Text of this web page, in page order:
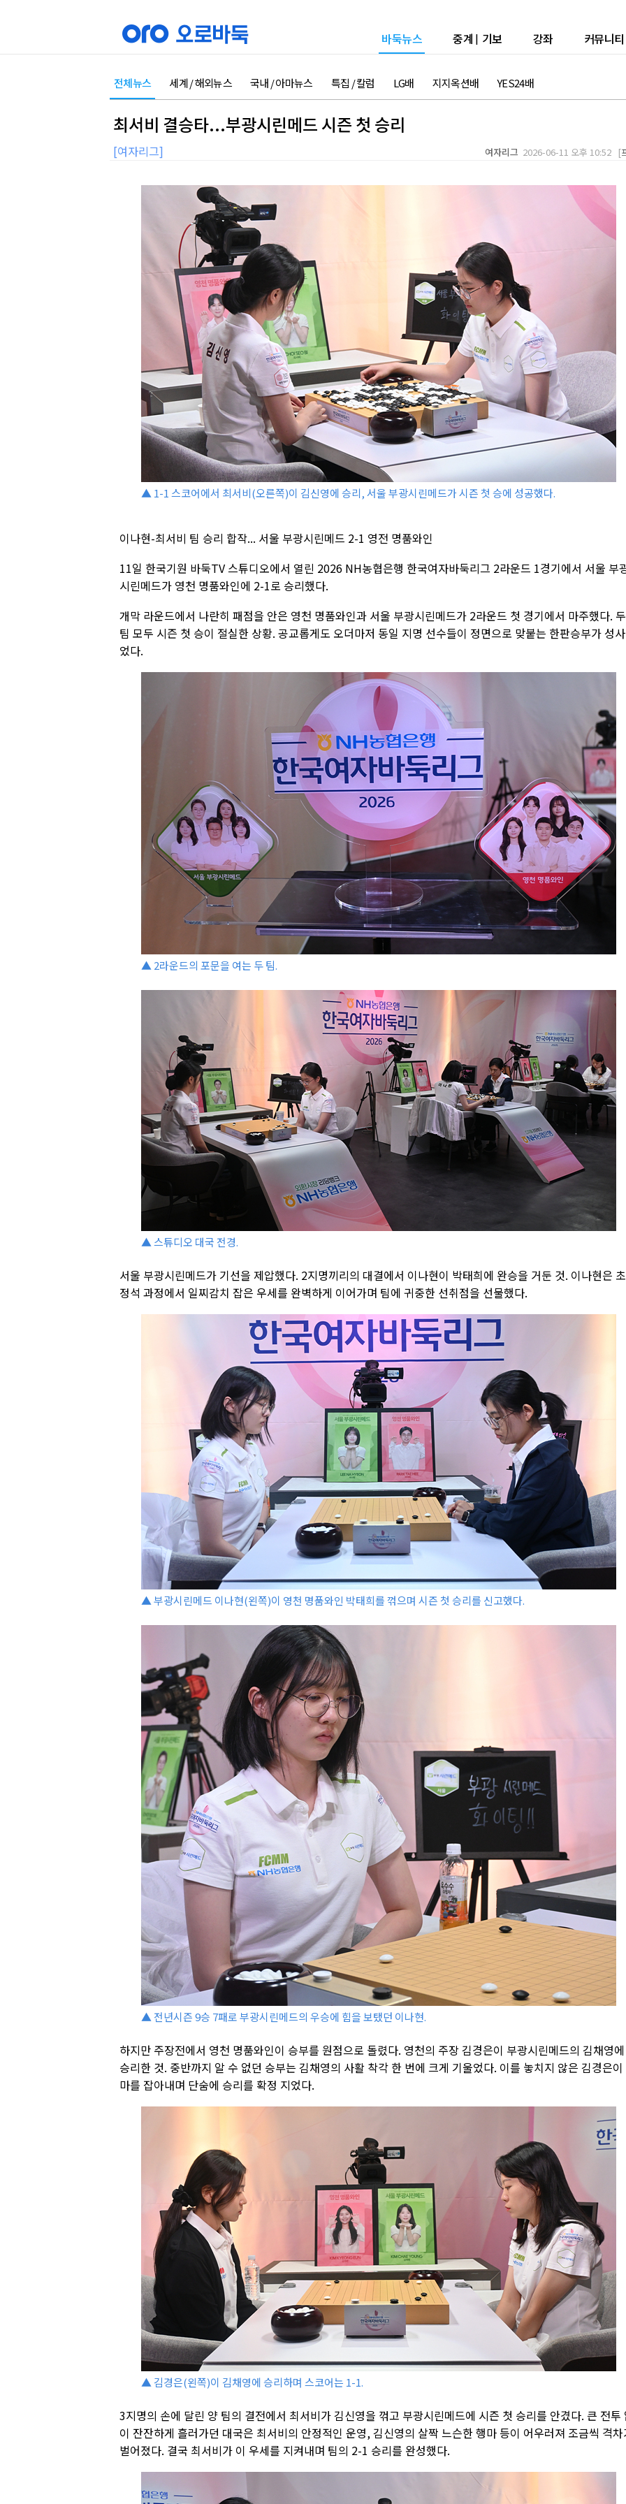
바둑뉴스 중계 | 기보 강좌 커뮤니티
전체뉴스 세계 / 해외뉴스 국내 / 아마뉴스 특집 / 칼럼 LG배 지지옥션배 YES24배
최서비 결승타...부광시린메드 시즌 첫 승리
[여자리그] 여자리그 2026-06-11 오후 10:52 [
▲ 1-1 스코어에서 최서비(오른쪽)이 김신영에 승리, 서울 부광시린메드가 시즌 첫 승에 성공했다.
이나현-최서비 팀 승리 합작... 서울 부광시린메드 2-1 영전 명품와인
11일 한국기원 바둑TV 스튜디오에서 열린 2026 NH농협은행 한국여자바둑리그 2라운드 1경기에서 서울 부
시린메드가 영천 명품와인에 2-1로 승리했다.
개막 라운드에서 나란히 패점을 안은 영천 명품와인과 서울 부광시린메드가 2라운드 첫 경기에서 마주했다. 두
팀 모두 시즌 첫 승이 절실한 상황. 공교롭게도 오더마저 동일 지명 선수들이 정면으로 맞붙는 한판승부가 성
었다.
▲ 2라운드의 포문을 여는 두 팀.
▲ 스튜디오 대국 전경.
서울 부광시린메드가 기선을 제압했다. 2지명끼리의 대결에서 이나현이 박태희에 완승을 거둔 것. 이나현은
정석 과정에서 일찌감치 잡은 우세를 완벽하게 이어가며 팀에 귀중한 선취점을 선물했다.
▲ 부광시린메드 이나현(왼쪽)이 영천 명품와인 박태희를 꺾으며 시즌 첫 승리를 신고했다.
▲ 전년시즌 9승 7패로 부광시린메드의 우승에 힘을 보탰던 이나현.
하지만 주장전에서 영천 명품와인이 승부를 원점으로 돌렸다. 영천의 주장 김경은이 부광시린메드의 김채영에
승리한 것. 중반까지 알 수 없던 승부는 김채영의 사활 착각 한 번에 크게 기울었다. 이를 놓치지 않은 김경은
마를 잡아내며 단숨에 승리를 확정 지었다.
▲ 김경은(왼쪽)이 김채영에 승리하며 스코어는 1-1.
3지명의 손에 달린 양 팀의 결전에서 최서비가 김신영을 꺾고 부광시린메드에 시즌 첫 승리를 안겼다. 큰 전투
이 잔잔하게 흘러가던 대국은 최서비의 안정적인 운영, 김신영의 살짝 느슨한 행마 등이 어우러져 조금씩 격
벌어졌다. 결국 최서비가 이 우세를 지켜내며 팀의 2-1 승리를 완성했다.